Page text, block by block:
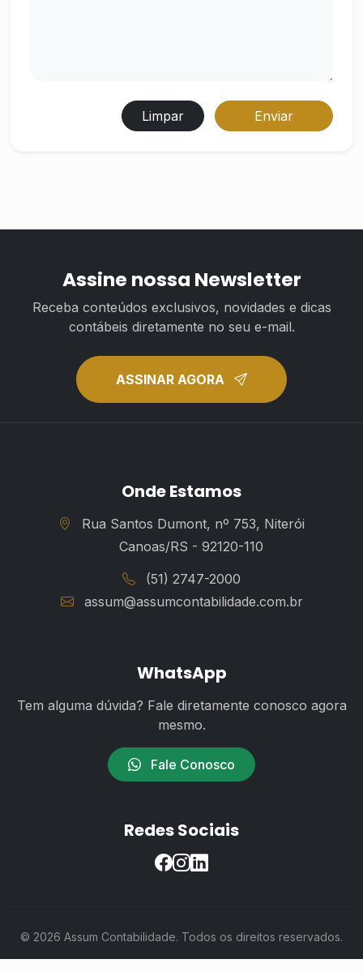
Limpar Enviar
Assine nossa Newsletter
Receba conteúdos exclusivos, novidades e dicas
contábeis diretamente no seu e-mail.
ASSINAR AGORA
Onde Estamos
Rua Santos Dumont, nº 753, Niterói
Canoas/RS - 92120-110
(51) 2747-2000
assum@assumcontabilidade.com.br
WhatsApp
Tem alguma dúvida? Fale diretamente conosco agora
mesmo.
Fale Conosco
Redes Sociais
© 2026 Assum Contabilidade. Todos os direitos reservados.